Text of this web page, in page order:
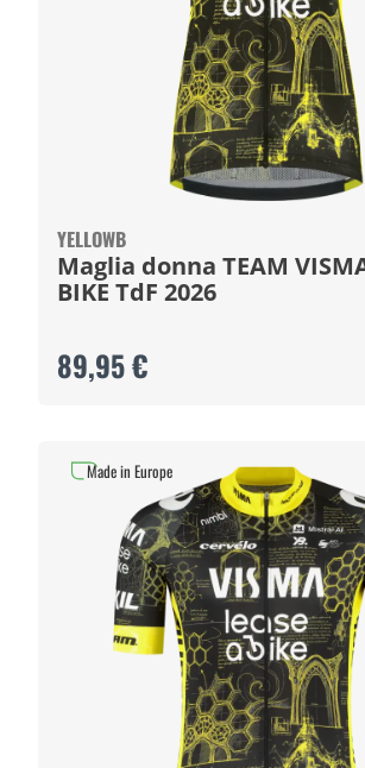
YELLOWB
Maglia donna TEAM
BIKE TdF 2026
89,95 €
Made in Europe